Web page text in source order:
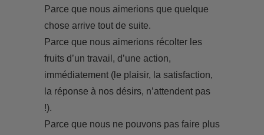
Parce que nous aimerions que quelque
chose arrive tout de suite.
Parce que nous aimerions récolter les
fruits d’un travail, d’une action,
immédiatement (le plaisir, la satisfaction,
la réponse à nos désirs, n’attendent pas
!).
Parce que nous ne pouvons pas faire plus